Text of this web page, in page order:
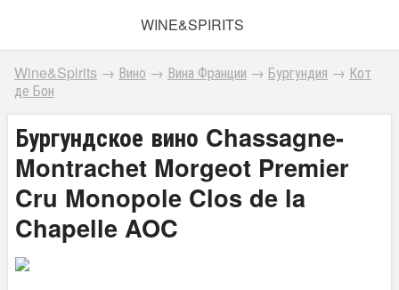
WINE&SPIRITS
Wine&Spirits → Вино → Вина Франции → Бургундия → Кот
де Бон
Бургундское вино Chassagne-
Montrachet Morgeot Premier
Cru Monopole Clos de la
Chapelle AOC